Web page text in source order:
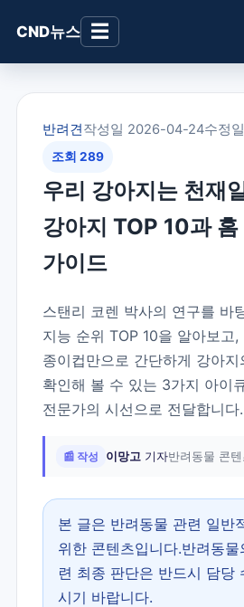
CND뉴스 ☰
반려견작성일 2026-04-24수정
조회 289
우리 강아지는 천재
강아지 TOP 10과
가이드
스탠리 코렌 박사의 연구를 바
지능 순위 TOP 10을 알아보고
종이컵만으로 간단하게 강아지
확인해 볼 수 있는 3가지 아이
전문가의 시선으로 전달합니다.
📰 작성 이망고 기자반려동물 콘
본 글은 반려동물 관련 일반
위한 콘텐츠입니다.반려동물
련 최종 판단은 반드시 담당
시기 바랍니다.